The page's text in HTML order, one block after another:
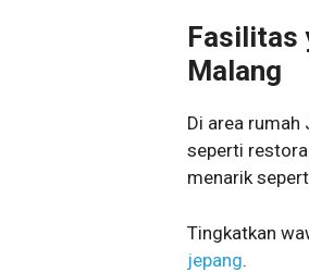
Fasilitas
Malang
Di area
seperti
menarik
Tingkatkan
jepang.